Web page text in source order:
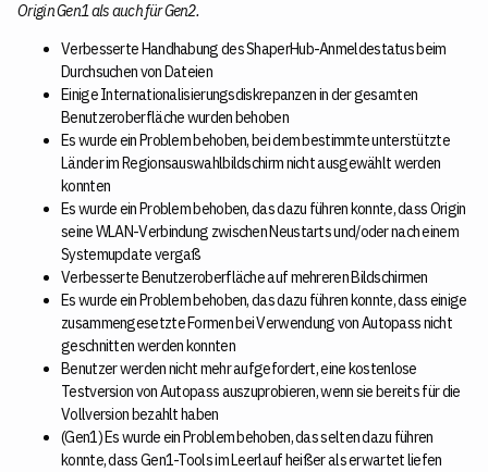
Origin Gen1 als auch für Gen2.
Verbesserte Handhabung des ShaperHub-Anmeldestatus beim
Durchsuchen von Dateien
Einige Internationalisierungsdiskrepanzen in der gesamten
Benutzeroberfläche wurden behoben
Es wurde ein Problem behoben, bei dem bestimmte unterstützte
Länder im Regionsauswahlbildschirm nicht ausgewählt werden
konnten
Es wurde ein Problem behoben, das dazu führen konnte, dass Origin
seine WLAN-Verbindung zwischen Neustarts und/oder nach einem
Systemupdate vergaß
Verbesserte Benutzeroberfläche auf mehreren Bildschirmen
Es wurde ein Problem behoben, das dazu führen konnte, dass einige
zusammengesetzte Formen bei Verwendung von Autopass nicht
geschnitten werden konnten
Benutzer werden nicht mehr aufgefordert, eine kostenlose
Testversion von Autopass auszuprobieren, wenn sie bereits für die
Vollversion bezahlt haben
(Gen1) Es wurde ein Problem behoben, das selten dazu führen
konnte, dass Gen1-Tools im Leerlauf heißer als erwartet liefen